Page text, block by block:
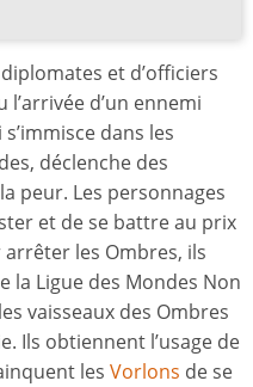
et d’officiers
l’arrivée d’un ennemi
s’immisce dans les
déclenche des
peur. Les personnages
et de se battre au prix
les Ombres, ils
la Ligue des Mondes Non
vaisseaux des Ombres
Ils obtiennent l’usage de
les Vorlons de se